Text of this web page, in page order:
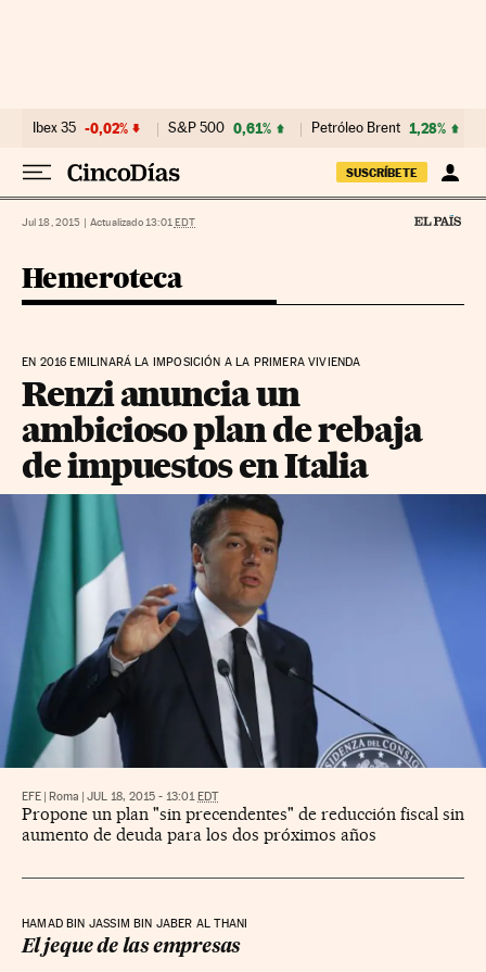
Ibex 35 -0,02% S&P 500 0,61% Petróleo Brent 1,28%
SUSCRÍBETE
Jul 18, 2015 | Actualizado 13:01 EDT
Hemeroteca
EN 2016 EMILINARÁ LA IMPOSICIÓN A LA PRIMERA VIVIENDA
Renzi anuncia un
ambicioso plan de rebaja
de impuestos en Italia
EFE | Roma | JUL 18, 2015 - 13:01EDT
Propone un plan "sin precendentes" de reducción fiscal sin
aumento de deuda para los dos próximos años
HAMAD BIN JASSIM BIN JABER AL THANI
El jeque de las empresas